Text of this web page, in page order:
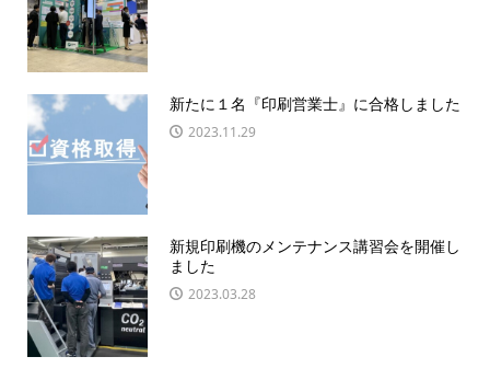
新たに１名『印刷営業士』に合格しました
2023.11.29
新規印刷機のメンテナンス講習会を開催し
ました
2023.03.28